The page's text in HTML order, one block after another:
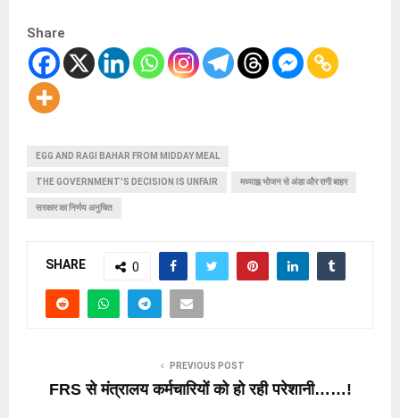
Share
EGG AND RAGI BAHAR FROM MIDDAY MEAL
THE GOVERNMENT'S DECISION IS UNFAIR मध्याह्न भोजन से अंडा और रागी बाहर
सरकार का निर्णय अनुचित
SHARE 0
PREVIOUS POST
FRS से मंत्रालय कर्मचारियों को हो रही परेशानी……!